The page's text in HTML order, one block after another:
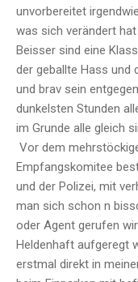
unvorbereitet
was sich verändert
Beisser sind eine
der geballte Hass und
und brav sein
dunkelsten Stunden
im Grunde alle gleich
Vor dem
Empfangskomitee
und der Polizei, mit
man sich schon n
oder Agent gerufen
Heldenhaft aufgeregt
erstmal direkt in